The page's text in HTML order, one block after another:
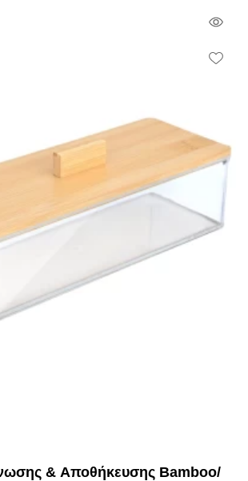
& Αποθήκευσης Bamboo/